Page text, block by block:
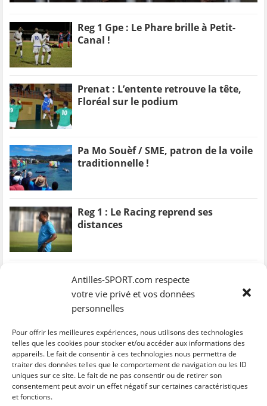
Antilles-SPORT.com respecte
votre vie privé et vos données
personnelles
Pour offrir les meilleures expériences, nous utilisons des technologies
telles que les cookies pour stocker et/ou accéder aux informations des
appareils. Le fait de consentir à ces technologies nous permettra de
traiter des données telles que le comportement de navigation ou les ID
uniques sur ce site. Le fait de ne pas consentir ou de retirer son
consentement peut avoir un effet négatif sur certaines caractéristiques
et fonctions.
Reg 1 Gpe : Le Phare brille à Petit-
Canal !
Prenat : L’entente retrouve la tête,
Floréal sur le podium
Pa Mo Souèf / SME, patron de la voile
traditionnelle !
Reg 1 : Le Racing reprend ses
distances